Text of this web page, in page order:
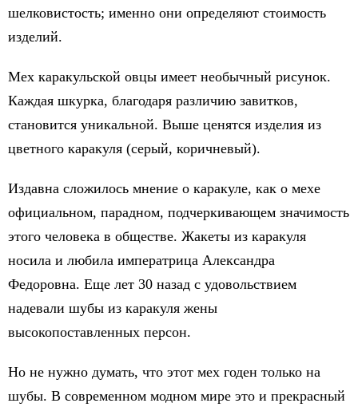
шелковистость; именно они определяют стоимость
изделий.
Мех каракульской овцы имеет необычный рисунок.
Каждая шкурка, благодаря различию завитков,
становится уникальной. Выше ценятся изделия из
цветного каракуля (серый, коричневый).
Издавна сложилось мнение о каракуле, как о мехе
официальном, парадном, подчеркивающем значимость
этого человека в обществе. Жакеты из каракуля
носила и любила императрица Александра
Федоровна. Еще лет 30 назад с удовольствием
надевали шубы из каракуля жены
высокопоставленных персон.
Но не нужно думать, что этот мех годен только на
шубы. В современном модном мире это и прекрасный